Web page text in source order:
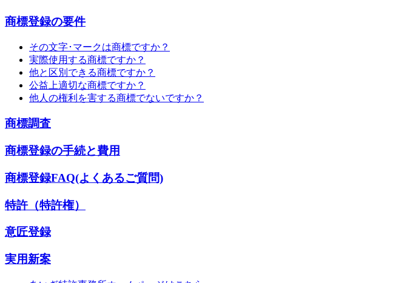
商標登録の要件
その文字･マークは商標ですか？
実際使用する商標ですか？
他と区別できる商標ですか？
公益上適切な商標ですか？
他人の権利を害する商標でないですか？
商標調査
商標登録の手続と費用
商標登録FAQ(よくあるご質問)
特許（特許権）
意匠登録
実用新案